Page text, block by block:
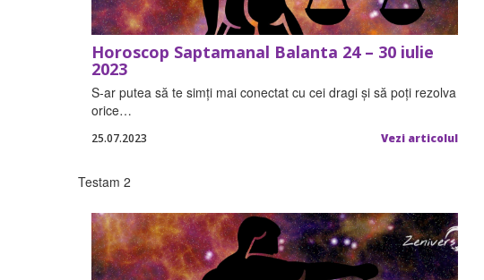
Horoscop Saptamanal Balanta 24 – 30 iulie
2023
S-ar putea să te simți mai conectat cu cei dragi și să poți rezolva
orice…
25.07.2023 Vezi articolul
Testam 2